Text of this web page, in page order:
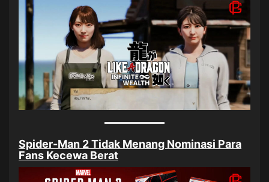
Spider-Man 2 Tidak Menang Nominasi Para
Fans Kecewa Berat